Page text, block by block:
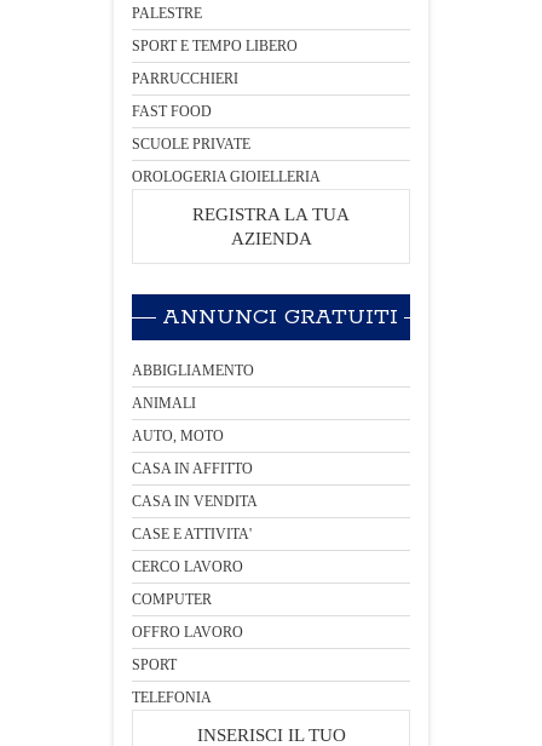
PALESTRE
SPORT E TEMPO LIBERO
PARRUCCHIERI
FAST FOOD
SCUOLE PRIVATE
OROLOGERIA GIOIELLERIA
REGISTRA LA TUA
AZIENDA
ANNUNCI GRATUITI
ABBIGLIAMENTO
ANIMALI
AUTO, MOTO
CASA IN AFFITTO
CASA IN VENDITA
CASE E ATTIVITA'
CERCO LAVORO
COMPUTER
OFFRO LAVORO
SPORT
TELEFONIA
INSERISCI IL TUO